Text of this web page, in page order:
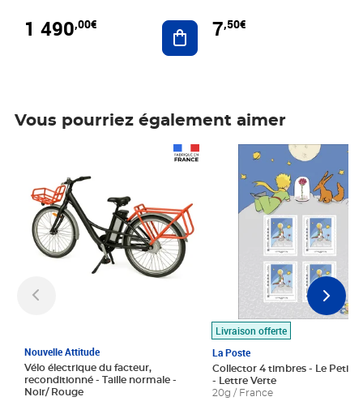
1 490,00€ Ajouter au panier
7,50€
Vous pourriez également aimer
Nouvelle Attitude
Vélo électrique du facteur,
reconditionné - Taille normale -
Noir/ Rouge
Livraison offerte
La Poste
Collector 4 timbres - Le Petit
- Lettre Verte
20g / France
Prix 7,50€